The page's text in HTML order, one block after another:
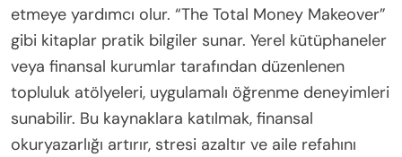
etmeye yardımcı olur. “The Total Money Makeover”
gibi kitaplar pratik bilgiler sunar. Yerel kütüphaneler
veya finansal kurumlar tarafından düzenlenen
topluluk atölyeleri, uygulamalı öğrenme deneyimleri
sunabilir. Bu kaynaklara katılmak, finansal
okuryazarlığı artırır, stresi azaltır ve aile refahını